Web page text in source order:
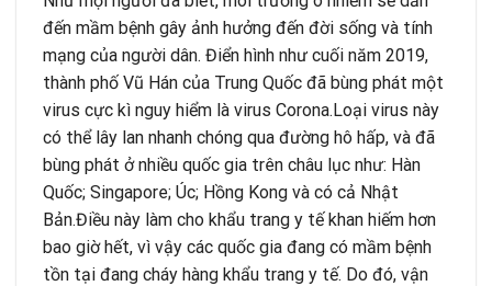
đến mầm bệnh gây ảnh hưởng đến đời sống và tính
mạng của người dân. Điển hình như cuối năm 2019,
thành phố Vũ Hán của Trung Quốc đã bùng phát một
virus cực kì nguy hiểm là virus Corona.Loại virus này
có thể lây lan nhanh chóng qua đường hô hấp, và đã
bùng phát ở nhiều quốc gia trên châu lục như: Hàn
Quốc; Singapore; Úc; Hồng Kong và có cả Nhật
Bản.Điều này làm cho khẩu trang y tế khan hiếm hơn
bao giờ hết, vì vậy các quốc gia đang có mầm bệnh
tồn tại đang cháy hàng khẩu trang y tế. Do đó, vận